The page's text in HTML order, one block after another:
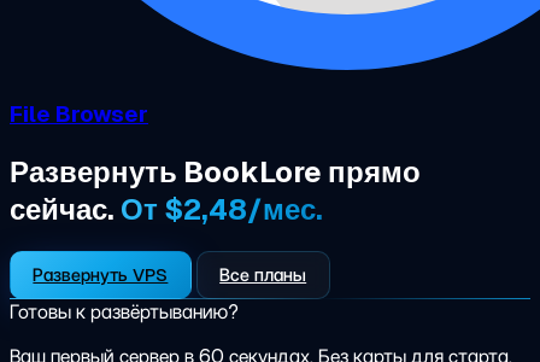
File Browser
Развернуть BookLore прямо
сейчас. От $2,48/мес.
Развернуть VPS Все планы
Готовы к развёртыванию?